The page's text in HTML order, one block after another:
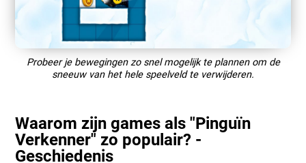
Probeer je bewegingen zo snel mogelijk te plannen om de
sneeuw van het hele speelveld te verwijderen.
Waarom zijn games als "Pinguïn
Verkenner" zo populair? -
Geschiedenis